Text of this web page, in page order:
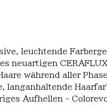
leuchtende
neuartigen
während aller
langanhaltende
Aufhellen -